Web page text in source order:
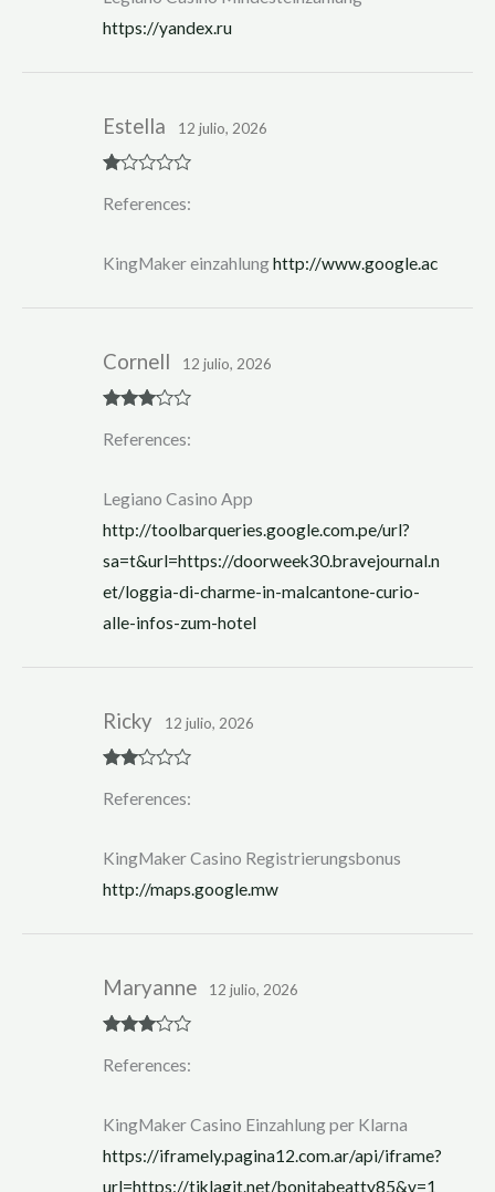
https://yandex.ru
at
t
Estella 12 julio, 2026
References:
KingMaker einzahlunghttp://www.google.ac
out of 5
Cornell 12 julio, 2026
References:
Legiano Casino App
http://toolbarqueries.google.com.pe/url?
sa=t&url=https://doorweek30.bravejournal.n
et/loggia-di-charme-in-malcantone-curio-
alle-infos-zum-hotel
d2
Ricky 12 julio, 2026
References:
KingMaker Casino Registrierungsbonus
http://maps.google.mw
out of 5
Maryanne 12 julio, 2026
References:
KingMaker Casino Einzahlung per Klarna
https://iframely.pagina12.com.ar/api/iframe?
url=https://tiklagit.net/bonitabeatty85&v=1